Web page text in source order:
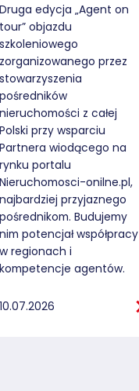
Druga edycja „Agent on
tour” objazdu
szkoleniowego
zorganizowanego przez
stowarzyszenia
pośredników
nieruchomości z całej
Polski przy wsparciu
Partnera wiodącego na
rynku portalu
Nieruchomosci-onilne.pl,
najbardziej przyjaznego
pośrednikom. Budujemy
nim potencjał współpracy
w regionach i
kompetencje agentów.
10.07.2026